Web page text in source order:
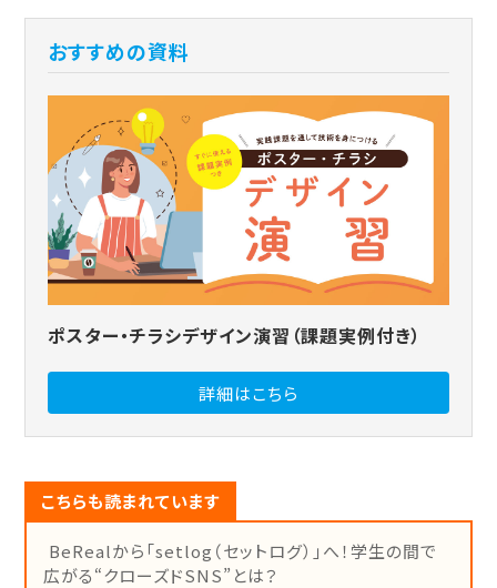
おすすめの資料
ポスター・チラシデザイン演習（課題実例付き）
詳細はこちら
こちらも読まれています
BeRealから「setlog（セットログ）」へ！学生の間で
広がる“クローズドSNS”とは？